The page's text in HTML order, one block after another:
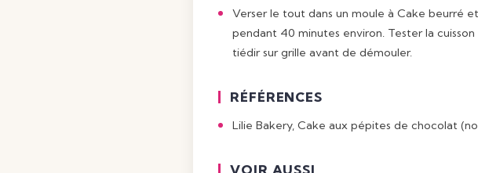
Verser le tout dans un moule à Cake beurré
pendant 40 minutes environ. Tester la cuisson
tiédir sur grille avant de démouler.
RÉFÉRENCES
Lilie Bakery,Cake aux pépites de chocolat
VOIR AUSSI